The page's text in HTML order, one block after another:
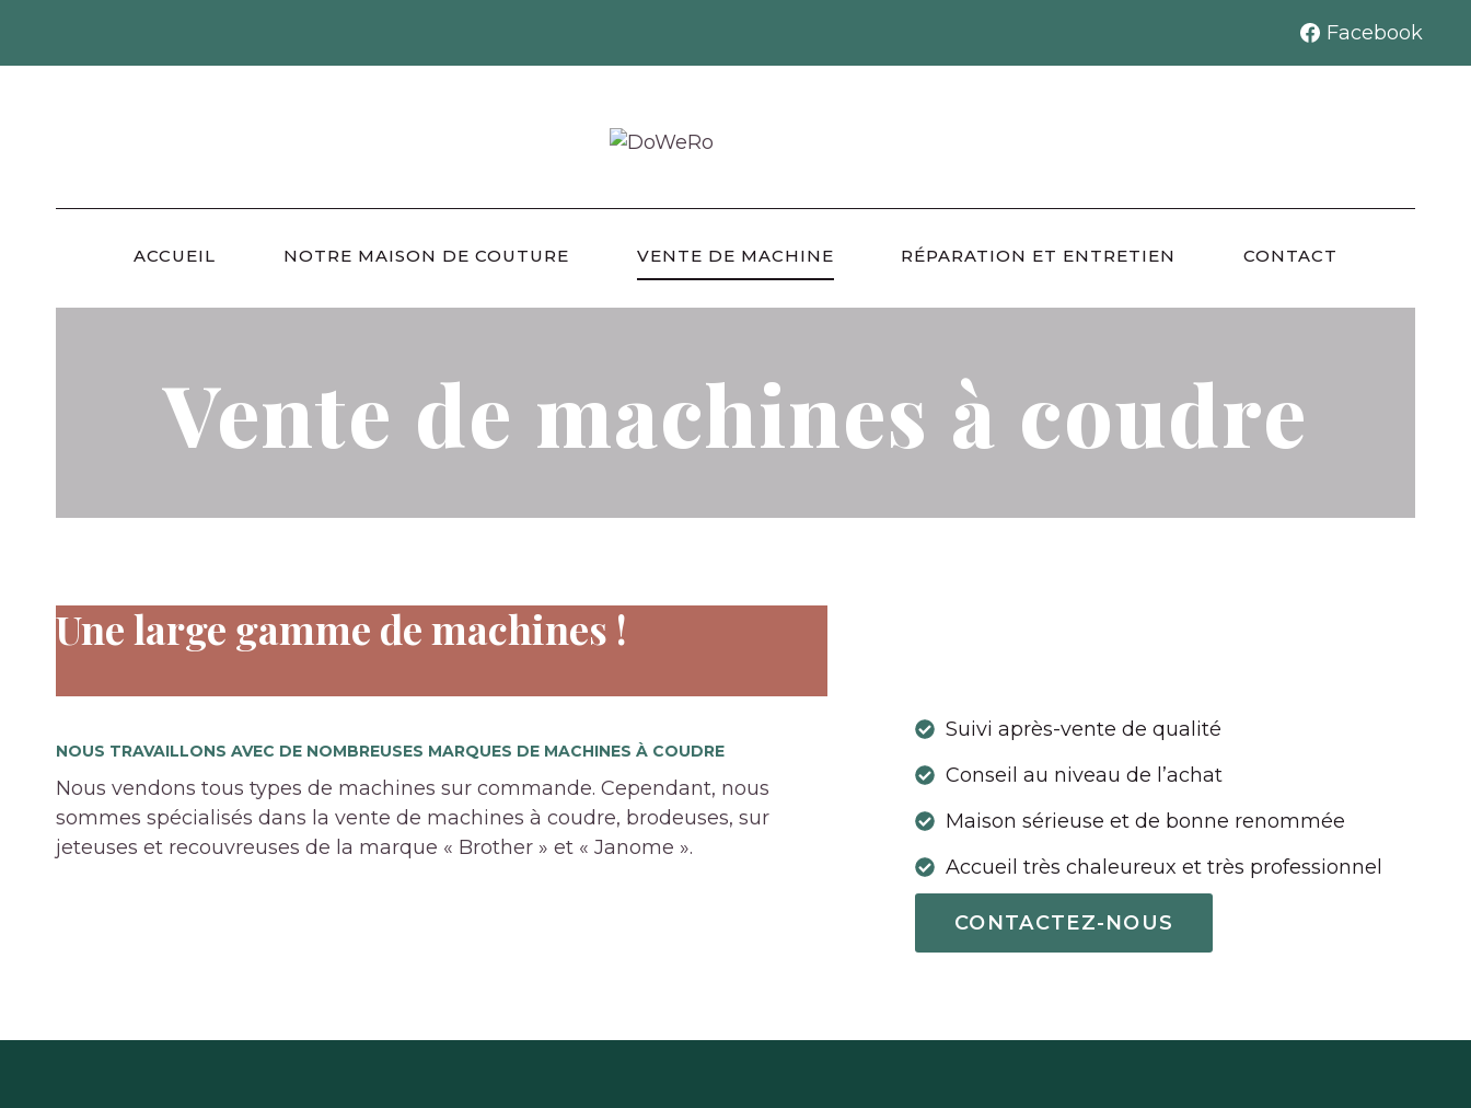
content
Facebook
ACCUEIL NOTRE MAISON DE COUTURE VENTE DE MACHINE RÉPARATION ET ENTRETIEN CONTACT
Vente de machines à coudre
Une large gamme de machines !
NOUS TRAVAILLONS AVEC DE NOMBREUSES MARQUES DE MACHINES À COUDRE
Nous vendons tous types de machines sur commande. Cependant, nous
sommes spécialisés dans la vente de machines à coudre, brodeuses, sur
jeteuses et recouvreuses de la marque « Brother » et « Janome ».
Suivi après-vente de qualité
Conseil au niveau de l’achat
Maison sérieuse et de bonne renommée
Accueil très chaleureux et très professionnel
CONTACTEZ-NOUS